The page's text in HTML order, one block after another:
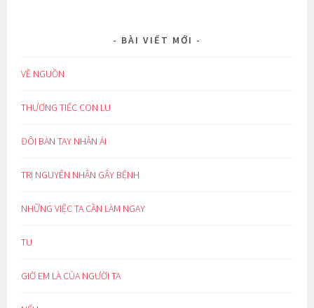
BÀI VIẾT MỚI
VỀ NGUỒN
THƯƠNG TIẾC CON LU
ĐÔI BÀN TAY NHÂN ÁI
TRỊ NGUYÊN NHÂN GÂY BỆNH
NHỮNG VIỆC TA CẦN LÀM NGAY
TU
GIỜ EM LÀ CỦA NGƯỜI TA